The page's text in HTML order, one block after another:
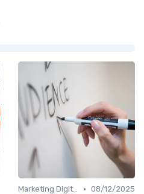
Marketing Digital et Réglementations • 08/12/2025